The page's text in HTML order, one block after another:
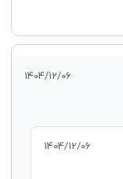
1404/12/06
1404/12/06